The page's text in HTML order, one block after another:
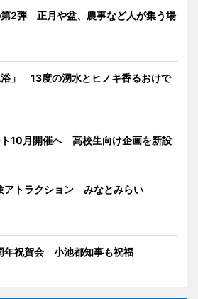
第2弾 正月や盆、農事など人が集う場
」 13度の湧水とヒノキ香るおけで
10月開催へ 高校生向け企画を新設
アトラクション みなとみらい
年祝賀会 小池都知事も祝福